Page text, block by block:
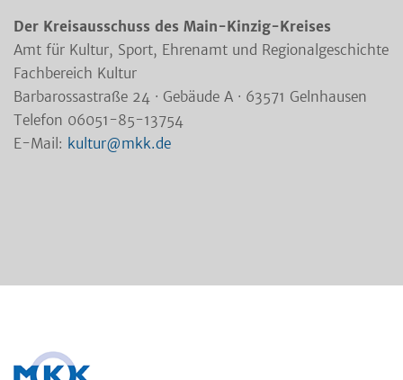
Der Kreisausschuss des Main-Kinzig-Kreises
Amt für Kultur, Sport, Ehrenamt und Regionalgeschichte
Fachbereich Kultur
Barbarossastraße 24 · Gebäude A · 63571 Gelnhausen
Telefon 06051-85-13754
E-Mail: kultur@mkk.de